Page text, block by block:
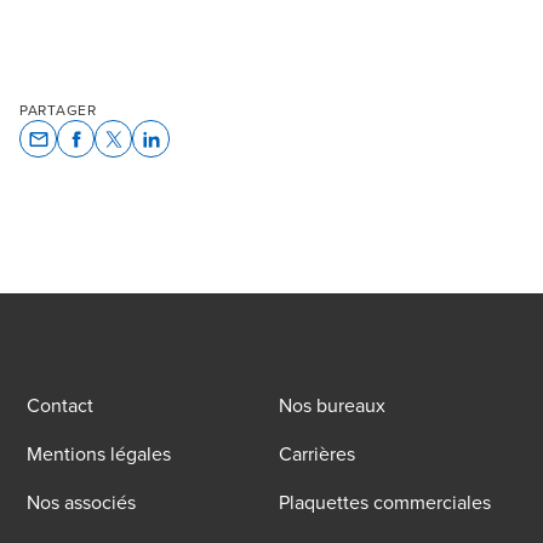
PARTAGER
Contact
Nos bureaux
Mentions légales
Carrières
Nos associés
Plaquettes commerciales